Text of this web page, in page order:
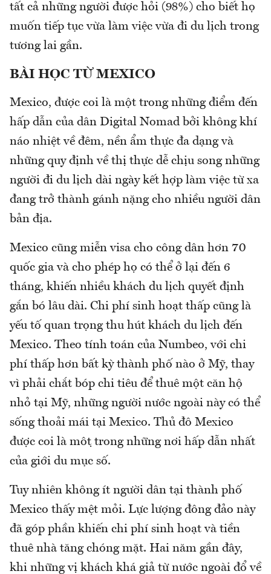
tất cả những người được hỏi (98%) cho biết họ
muốn tiếp tục vừa làm việc vừa đi du lịch trong
tương lai gần.
BÀI HỌC TỪ MEXICO
Mexico, được coi là một trong những điểm đến
hấp dẫn của dân Digital Nomad bởi không khí
náo nhiệt về đêm, nền ẩm thực đa dạng và
những quy định về thị thực dễ chịu song những
người đi du lịch dài ngày kết hợp làm việc từ xa
đang trở thành gánh nặng cho nhiều người dân
bản địa.
Mexico cũng miễn visa cho công dân hơn 70
quốc gia và cho phép họ có thể ở lại đến 6
tháng, khiến nhiều khách du lịch quyết định
gắn bó lâu dài. Chi phí sinh hoạt thấp cũng là
yếu tố quan trọng thu hút khách du lịch đến
Mexico. Theo tính toán của Numbeo, với chi
phí thấp hơn bất kỳ thành phố nào ở Mỹ, thay
vì phải chắt bóp chi tiêu để thuê một căn hộ
nhỏ tại Mỹ, những người nước ngoài này có thể
sống thoải mái tại Mexico. Thủ đô Mexico
được coi là một trong những nơi hấp dẫn nhất
của giới du mục số.
Tuy nhiên không ít người dân tại thành phố
Mexico thấy mệt mỏi. Lực lượng đông đảo này
đã góp phần khiến chi phí sinh hoạt và tiền
thuê nhà tăng chóng mặt. Hai năm gần đây,
khi những vị khách khá giả từ nước ngoài đổ về